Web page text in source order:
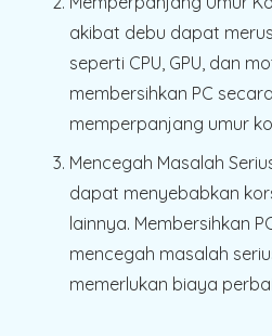
akibat debu dapat
seperti CPU, GPU, dan
membersihkan PC
memperpanjang umur
Mencegah Masalah
dapat menyebabkan
lainnya. Membersihkan
mencegah masalah
memerlukan biaya